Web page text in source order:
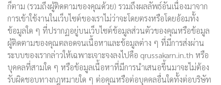
ก็ตาม (รวมถึงผู้ติดตามของคุณด้วย) รวมถึงผลลัพธ์อันเนื่องมาจาก
การเข้าใช้งานในเว็บไซต์ของเราไม่ว่าจะโดยตรงหรือโดยอ้อมทั้ง
ข้อมูลใด ๆ ที่ปรากฏอยู่บนเว็บไซต์ข้อมูลส่วนตัวของคุณหรือข้อมูล
ผู้ติดตามของคุณตลอดจนเนื้อหาและข้อมูลต่าง ๆ ที่มีการส่งผ่าน
ระบบของเรากล่าวให้เฉพาะเจาะจงลงไปคือ qrussakarn.in.th หรือ
บุคคลที่สามใด ๆ หรือข้อมูลเนื้อหาที่มีการนำเสนอขึ้นมาจะไม่ต้อง
รับผิดชอบทางกฎหมายใด ๆ ต่อคุณหรือต่อบุคคลอื่นใดทั้งต่อบริษัท